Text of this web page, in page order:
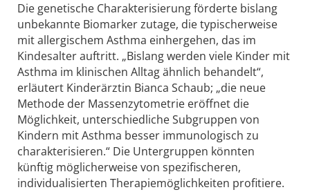
Die genetische Charakterisierung förderte bislang
unbekannte Biomarker zutage, die typischerweise
mit allergischem Asthma einhergehen, das im
Kindesalter auftritt. „Bislang werden viele Kinder mit
Asthma im klinischen Alltag ähnlich behandelt“,
erläutert Kinderärztin Bianca Schaub; „die neue
Methode der Massenzytometrie eröffnet die
Möglichkeit, unterschiedliche Subgruppen von
Kindern mit Asthma besser immunologisch zu
charakterisieren.“ Die Untergruppen könnten
künftig möglicherweise von spezifischeren,
individualisierten Therapiemöglichkeiten profitiere.